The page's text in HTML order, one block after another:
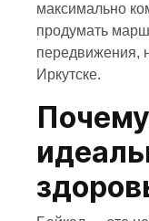
максимально
продумать
передвижения,
Иркутске.